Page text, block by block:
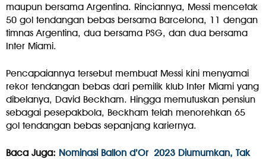
maupun bersama Argentina. Rinciannya, Messi mencetak
50 gol tendangan bebas bersama Barcelona, 11 dengan
timnas Argentina, dua bersama PSG, dan dua bersama
Inter Miami.
Pencapaiannya tersebut membuat Messi kini menyamai
rekor tendangan bebas dari pemilik klub Inter Miami yang
dibelanya, David Beckham. Hingga memutuskan pensiun
sebagai pesepakbola, Beckham telah menorehkan 65
gol tendangan bebas sepanjang kariernya.
Baca Juga: Nominasi Ballon d’Or 2023 Diumumkan, Tak